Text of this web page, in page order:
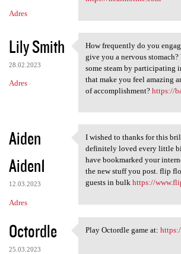
Adres
Lily Smith
28.02.2023
Adres
How frequently do you
How frequently do you
give you a nervous
some steam by participating
that make you feel amazing
of accomplishment? https://
Aiden
Aiden1
12.03.2023
Adres
I wished to thanks for
I wished to thanks for this
definitely loved every little
have bookmarked your
the new stuff you post. flip
guests in bulk https://
Octordle
25.03.2023
Play Octordle game at:
Play Octordle game at: